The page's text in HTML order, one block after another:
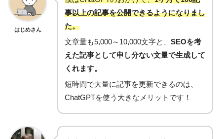
はじめさん
事以上の記事を公開できるようになりまし
た。
文章量も5,000～10,000文字と、 SEOを考
えた記事として申し分ない文量で生成して
くれます。
短時間で大量に記事を更新できるのは、
ChatGPTを使う大きなメリットです！